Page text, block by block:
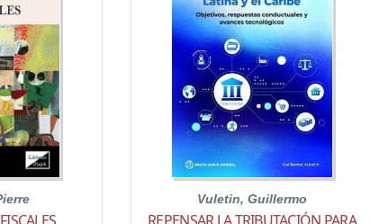
Vuletin, Guillermo